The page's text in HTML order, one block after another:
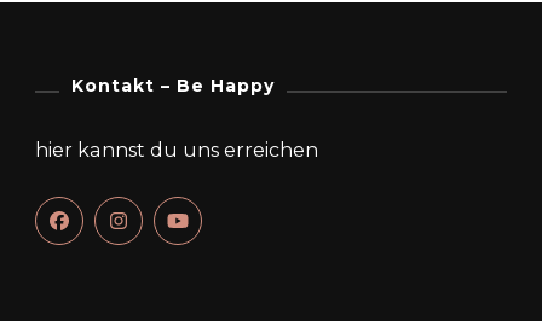
Kontakt – Be Happy
hier kannst du uns erreichen